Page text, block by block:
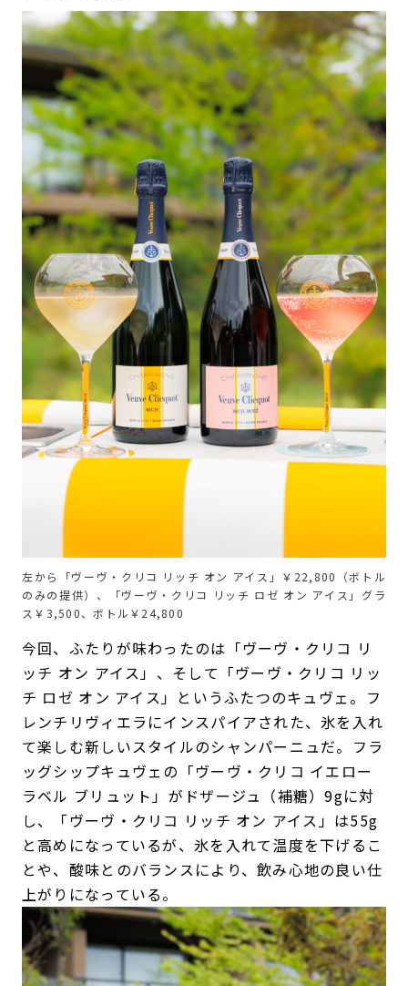
左から「ヴーヴ・クリコ リッチ オン アイス」￥22,800（ボトル
のみの提供）、「ヴーヴ・クリコ リッチ ロゼ オン アイス」グラ
ス￥3,500、ボトル￥24,800
今回、ふたりが味わったのは「ヴーヴ・クリコ リ
ッチ オン アイス」、そして「ヴーヴ・クリコ リッ
チ ロゼ オン アイス」というふたつのキュヴェ。フ
レンチリヴィエラにインスパイアされた、氷を入れ
て楽しむ新しいスタイルのシャンパーニュだ。フラ
ッグシップキュヴェの「ヴーヴ・クリコ イエロー
ラベル ブリュット」がドザージュ（補糖）9gに対
し、「ヴーヴ・クリコ リッチ オン アイス」は55g
と高めになっているが、氷を入れて温度を下げるこ
とや、酸味とのバランスにより、飲み心地の良い仕
上がりになっている。